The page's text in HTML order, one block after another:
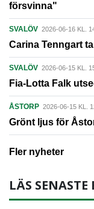
försvinna"
SVALÖV 2026-06-16 KL.
Carina Tenngart
SVALÖV 2026-06-15 KL.
Fia-Lotta Falk
ÅSTORP 2026-06-15 KL.
Grönt ljus för
Fler nyheter
LÄS